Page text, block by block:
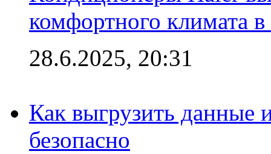
комфортного климата
28.6.2025, 20:31
Как выгрузить данные
безопасно